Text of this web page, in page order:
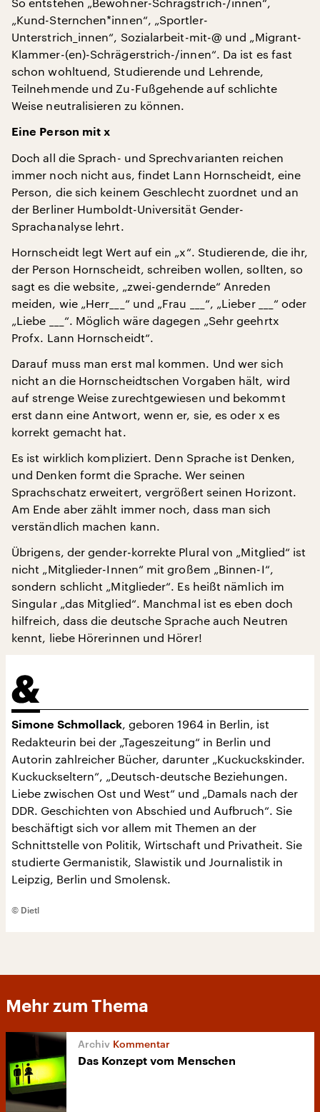
„Kund-Sternchen*innen“, „Sportler-
Unterstrich_innen“, Sozialarbeit-mit-@ und „Migrant-
Klammer-(en)-Schrägerstrich-/innen“. Da ist es fast
schon wohltuend, Studierende und Lehrende,
Teilnehmende und Zu-Fußgehende auf schlichte
Weise neutralisieren zu können.
Eine Person mit x
Doch all die Sprach- und Sprechvarianten reichen
immer noch nicht aus, findet Lann Hornscheidt, eine
Person, die sich keinem Geschlecht zuordnet und an
der Berliner Humboldt-Universität Gender-
Sprachanalyse lehrt.
Hornscheidt legt Wert auf ein „x“. Studierende, die ihr,
der Person Hornscheidt, schreiben wollen, sollten, so
sagt es die website, „zwei-gendernde“ Anreden
meiden, wie „Herr___“ und „Frau ___“, „Lieber ___“ oder
„Liebe ___“. Möglich wäre dagegen „Sehr geehrtx
Profx. Lann Hornscheidt“.
Darauf muss man erst mal kommen. Und wer sich
nicht an die Hornscheidtschen Vorgaben hält, wird
auf strenge Weise zurechtgewiesen und bekommt
erst dann eine Antwort, wenn er, sie, es oder x es
korrekt gemacht hat.
Es ist wirklich kompliziert. Denn Sprache ist Denken,
und Denken formt die Sprache. Wer seinen
Sprachschatz erweitert, vergrößert seinen Horizont.
Am Ende aber zählt immer noch, dass man sich
verständlich machen kann.
Übrigens, der gender-korrekte Plural von „Mitglied“ ist
nicht „Mitglieder-Innen“ mit großem „Binnen-I“,
sondern schlicht „Mitglieder“. Es heißt nämlich im
Singular „das Mitglied“. Manchmal ist es eben doch
hilfreich, dass die deutsche Sprache auch Neutren
kennt, liebe Hörerinnen und Hörer!
Simone Schmollack, geboren 1964 in Berlin, ist
Redakteurin bei der „Tageszeitung“ in Berlin und
Autorin zahlreicher Bücher, darunter „Kuckuckskinder.
Kuckuckseltern“, „Deutsch-deutsche Beziehungen.
Liebe zwischen Ost und West“ und „Damals nach der
DDR. Geschichten von Abschied und Aufbruch“. Sie
beschäftigt sich vor allem mit Themen an der
Schnittstelle von Politik, Wirtschaft und Privatheit. Sie
studierte Germanistik, Slawistik und Journalistik in
Leipzig, Berlin und Smolensk.
© Dietl
Mehr zum Thema
Kommentar
Das Konzept vom Menschen